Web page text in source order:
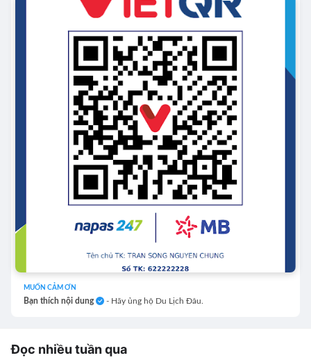
MUỐN CẢM ƠN
Bạn thích nội dung - Hãy ủng hộ Du Lịch Đâu.
Đọc nhiều tuần qua